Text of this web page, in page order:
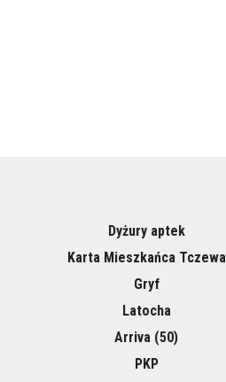
Dyżury aptek
Karta Mieszkańca Tczewa
Gryf
Latocha
Arriva (50)
PKP